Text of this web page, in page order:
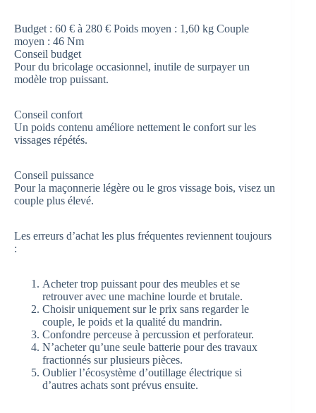
Budget : 60 € à 280 € Poids moyen : 1,60 kg Couple
moyen : 46 Nm
Conseil budget
Pour du bricolage occasionnel, inutile de surpayer un
modèle trop puissant.
Conseil confort
Un poids contenu améliore nettement le confort sur les
vissages répétés.
Conseil puissance
Pour la maçonnerie légère ou le gros vissage bois, visez un
couple plus élevé.
Les erreurs d’achat les plus fréquentes reviennent toujours
:
Acheter trop puissant pour des meubles et se
retrouver avec une machine lourde et brutale.
Choisir uniquement sur le prix sans regarder le
couple, le poids et la qualité du mandrin.
Confondre perceuse à percussion et perforateur.
N’acheter qu’une seule batterie pour des travaux
fractionnés sur plusieurs pièces.
Oublier l’écosystème d’outillage électrique si
d’autres achats sont prévus ensuite.